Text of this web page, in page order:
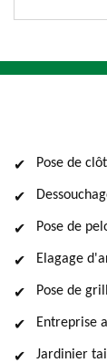
Pose de
Pose de
Elagage
Pose de
Entreprise
Jardinier